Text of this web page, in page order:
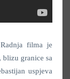
Radnja filma je
blizu granice sa
uspjeva